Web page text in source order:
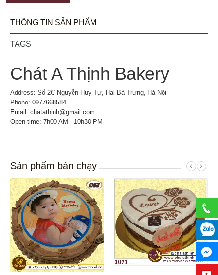
THÔNG TIN SẢN PHẨM
TAGS
Chát A Thịnh Bakery
Address: Số 2C Nguyễn Huy Tự, Hai Bà Trưng, Hà Nội
Phone:0977668584
Email: chatathinh@gmail.com
Open time: 7h00 AM - 10h30 PM
Sản phẩm bán chạy